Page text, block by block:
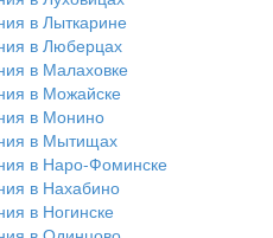
в Лыткарине
в Люберцах
в Малаховке
в Можайске
в Монино
в Мытищах
в Наро-Фоминске
в Нахабино
в Ногинске